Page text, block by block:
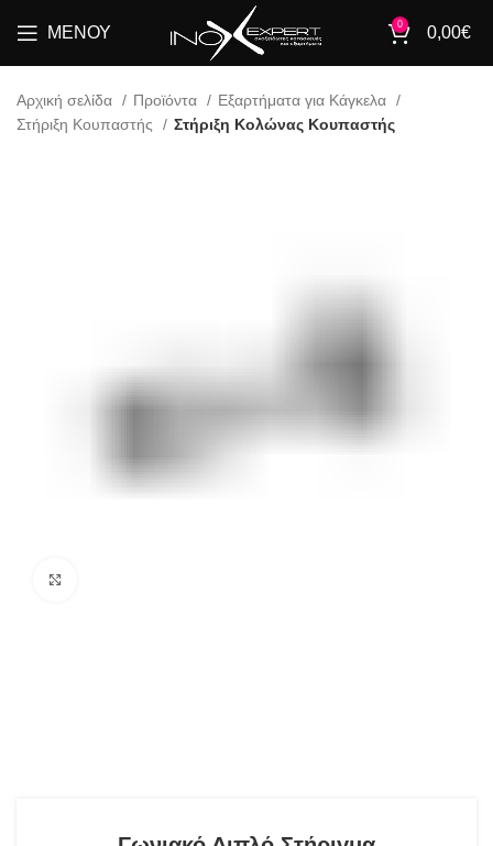
ΜΕΝΟΎ 0 0,00€
Αρχική σελίδα Προϊόντα
Εξαρτήματα για Κάγκελα
Στήριξη Κουπαστής
Στήριξη Κολώνας Κουπαστής